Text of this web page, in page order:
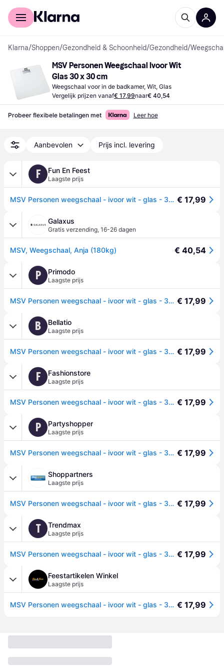
Voor shoppers
Klarna/Shoppen/Gezondheid & Schoonheid/Gezondheid/
MSV Personen Weegschaal Ivoor Wit
Glas 30 x 30 cm
Weegschaal voor in de badkamer, Wit, Glas
Vergelijk prijzen vanaf€ 17,99naar€ 40,54
Probeer flexibele betalingen met Leer hoe
Aanbevolen Prijs incl. levering
F Fun En Feest
Laagste prijs
MSV Personen weegschaal - ivoor wit - glas - 30 cm - digitaal - € 17,99
Galaxus
Gratis verzending, 16-26 dagen
MSV, Weegschaal, Anja (180kg) € 40,54
P Primodo
Laagste prijs
MSV Personen weegschaal - ivoor wit - glas - 30 x 30 cm - digitaal € 17,99
B Bellatio
Laagste prijs
MSV Personen weegschaal - ivoor wit - glas - 30 x 30 cm - digitaal - € 17,99
F Fashionstore
Laagste prijs
MSV Personen weegschaal - ivoor wit - glas - 30 cm - digitaal € 17,99
P Partyshopper
Laagste prijs
MSV Personen weegschaal - ivoor wit - glas - 30 x 30 cm - digitaal € 17,99
Shoppartners
Laagste prijs
MSV Personen weegschaal - ivoor wit - glas - 30 cm - digitaal € 17,99
T Trendmax
Laagste prijs
MSV Personen weegschaal - ivoor wit - glas - 30 x 30 cm - digitaal € 17,99
Feestartikelen Winkel
Laagste prijs
MSV Personen weegschaal - ivoor wit - glas - 30 x 30 cm - digitaal € 17,99